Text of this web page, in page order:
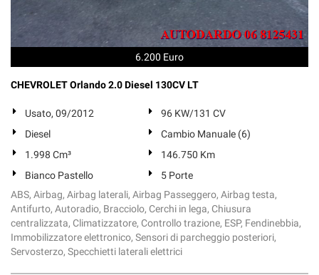
6.200 Euro
CHEVROLET Orlando 2.0 Diesel 130CV LT
Usato, 09/2012
96 KW/131 CV
Diesel
Cambio Manuale (6)
1.998 Cm³
146.750 Km
Bianco Pastello
5 Porte
ABS, Airbag, Airbag laterali, Airbag Passeggero, Airbag testa,
Antifurto, Autoradio, Bracciolo, Cerchi in lega, Chiusura
centralizzata, Climatizzatore, Controllo trazione, ESP, Fendinebbia,
Immobilizzatore elettronico, Sensori di parcheggio posteriori,
Servosterzo, Specchietti laterali elettrici